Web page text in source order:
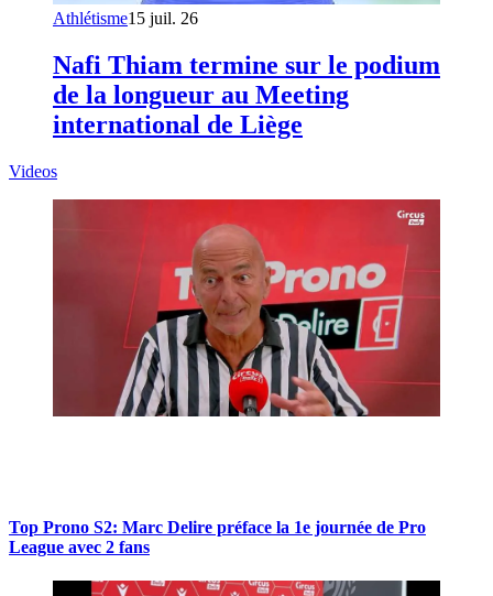
Athlétisme15 juil. 26
Nafi Thiam termine sur le podium
de la longueur au Meeting
international de Liège
Videos
Top Prono S2: Marc Delire préface la 1e journée de Pro
League avec 2 fans